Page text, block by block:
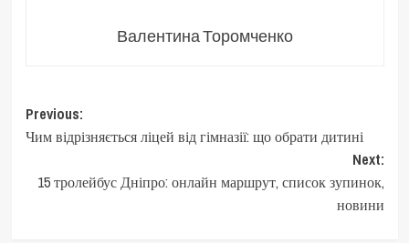
Валентина Торомченко
Post
navigation
Previous:
Чим відрізняється ліцей від гімназії: що обрати дитині
Next:
15 тролейбус Дніпро: онлайн маршрут, список зупинок,
новини